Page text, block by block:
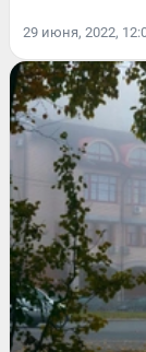
29 июня, 2022,